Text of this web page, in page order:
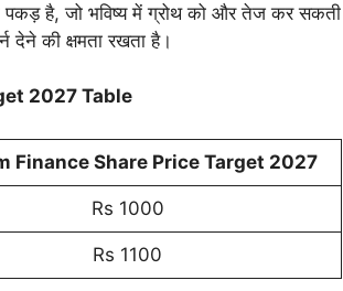
है, जो भविष्य में ग्रोथ को और तेज कर सकती
देने की क्षमता रखता है।
2027 Table
Finance Share Price Target 2027
Rs 1000
Rs 1100